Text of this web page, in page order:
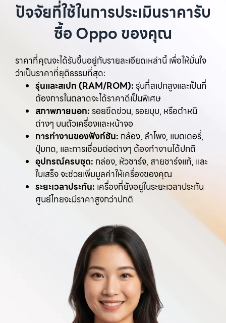
ปัจจัยที่ใช้ในการประเมินราคารับ
ซื้อ Oppo ของคุณ
ราคาที่คุณจะได้รับขึ้นอยู่กับรายละเอียดเหล่านี้ เพื่อให้มั่นใจ
ว่าเป็นราคาที่ยุติธรรมที่สุด:
รุ่นและสเปก (RAM/ROM):รุ่นที่สเปกสูงและเป็นที่
ต้องการในตลาดจะได้ราคาดีเป็นพิเศษ
สภาพภายนอก:รอยขีดข่วน, รอยบุบ, หรือตำหนิ
ต่างๆ บนตัวเครื่องและหน้าจอ
การทำงานของฟังก์ชัน: กล้อง, ลำโพง, แบตเตอรี่,
ปุ่มกด, และการเชื่อมต่อต่างๆ ต้องทำงานได้ปกติ
อุปกรณ์ครบชุด: กล่อง, หัวชาร์จ, สายชาร์จแท้, และ
ใบเสร็จ จะช่วยเพิ่มมูลค่าให้เครื่องของคุณ
ระยะเวลาประกัน: เครื่องที่ยังอยู่ในระยะเวลาประกัน
ศูนย์ไทยจะมีราคาสูงกว่าปกติ